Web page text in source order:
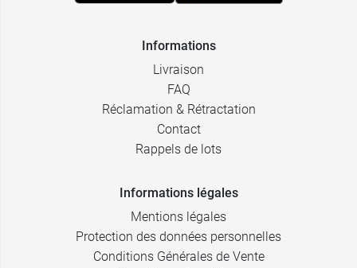
Informations
Livraison
FAQ
Réclamation & Rétractation
Contact
Rappels de lots
Informations légales
Mentions légales
Protection des données personnelles
Conditions Générales de Vente